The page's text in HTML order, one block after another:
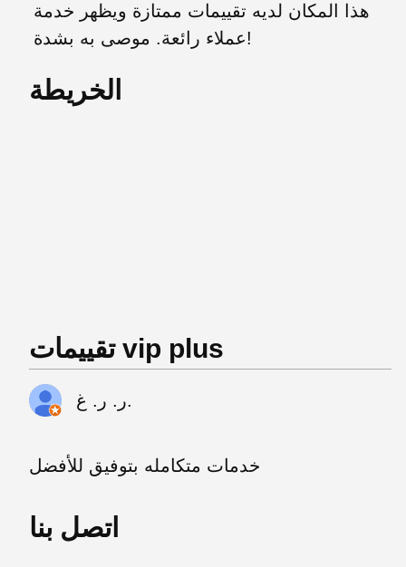
هذا المكان لديه تقييمات ممتازة ويظهر خدمة
عملاء رائعة. موصى به بشدة!
الخريطة
تقييمات vip plus
ر. ر. غ.
خدمات متكامله بتوفيق للأفضل
اتصل بنا